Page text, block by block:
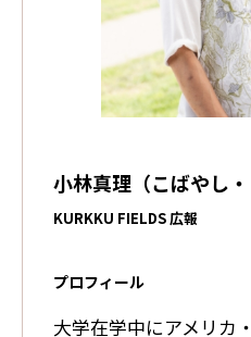
小林真理（こばやし・
KURKKU FIELDS 広報
プロフィール
大学在学中にアメリカ